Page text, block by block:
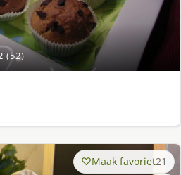
(52)
Maak favoriet21